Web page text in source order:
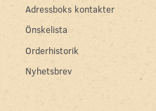
Adressboks kontakter
Önskelista
Orderhistorik
Nyhetsbrev